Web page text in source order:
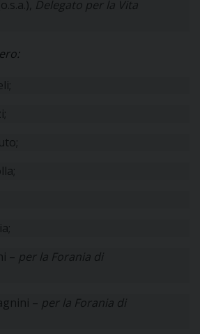
Delegato per la Vita
– per la Forania di
– per la Forania di